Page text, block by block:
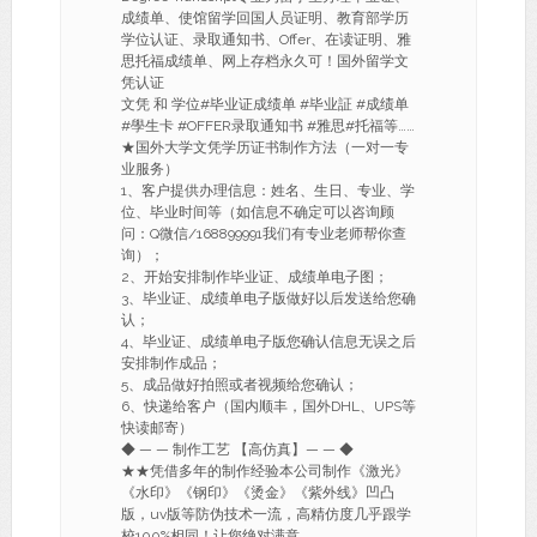
成绩单、使馆留学回国人员证明、教育部学历
学位认证、录取通知书、Offer、在读证明、雅
思托福成绩单、网上存档永久可！国外留学文
凭认证
文凭 和 学位#毕业证成绩单 #毕业証 #成绩单
#學生卡 #OFFER录取通知书 #雅思#托福等……
★国外大学文凭学历证书制作方法（一对一专
业服务）
1、客户提供办理信息：姓名、生日、专业、学
位、毕业时间等（如信息不确定可以咨询顾
问：Q微信/168899991我们有专业老师帮你查
询）；
2、开始安排制作毕业证、成绩单电子图；
3、毕业证、成绩单电子版做好以后发送给您确
认；
4、毕业证、成绩单电子版您确认信息无误之后
安排制作成品；
5、成品做好拍照或者视频给您确认；
6、快递给客户（国内顺丰，国外DHL、UPS等
快读邮寄）
◆ — — 制作工艺 【高仿真】— — ◆
★★凭借多年的制作经验本公司制作《激光》
《水印》《钢印》《烫金》《紫外线》凹凸
版，uv版等防伪技术一流，高精仿度几乎跟学